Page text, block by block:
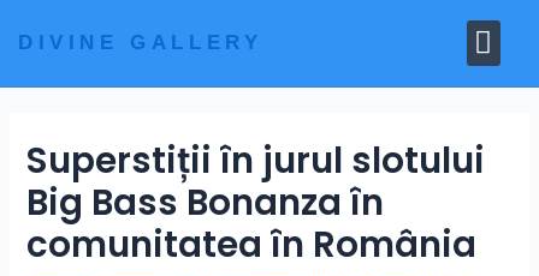
DIVINE GALLERY
Superstiții în jurul slotului
Big Bass Bonanza în
comunitatea în România